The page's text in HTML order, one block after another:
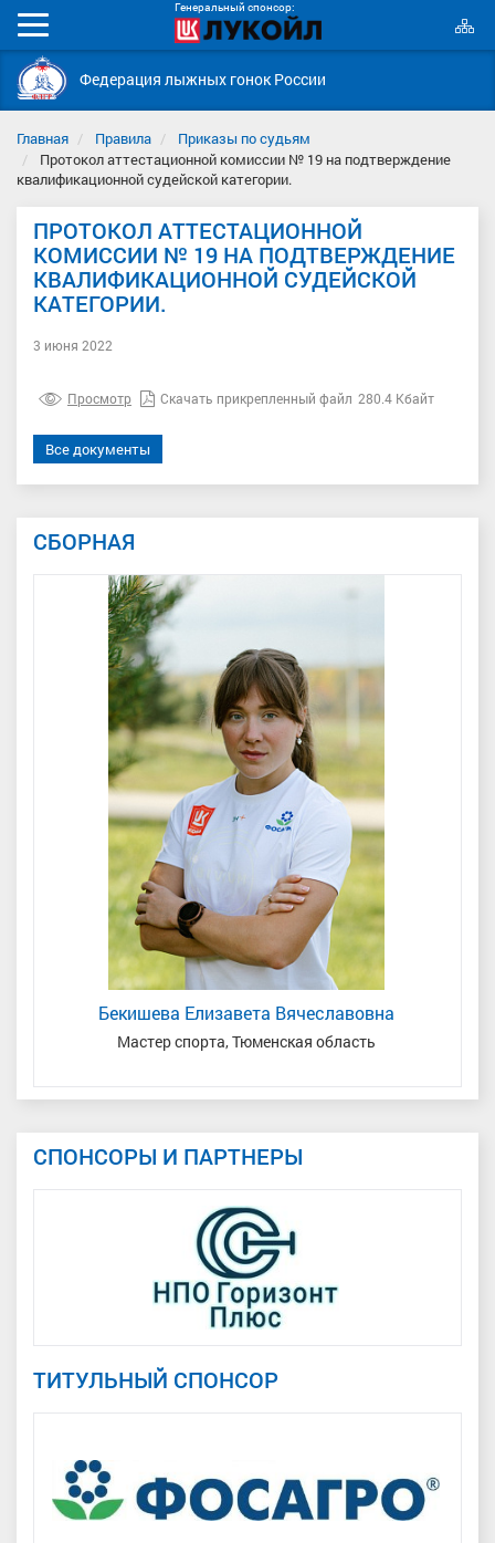
Генеральный спонсор:
Мобильное
меню
Федерация лыжных гонок России
Главная Правила
Приказы по судьям
Протокол аттестационной комиссии № 19 на подтверждение
квалификационной судейской категории.
ПРОТОКОЛ АТТЕСТАЦИОННОЙ
КОМИССИИ № 19 НА ПОДТВЕРЖДЕНИЕ
КВАЛИФИКАЦИОННОЙ СУДЕЙСКОЙ
КАТЕГОРИИ.
3 июня 2022
Просмотр Скачать прикрепленный файл 280.4 Кбайт
Все документы
СБОРНАЯ
Бекишева Елизавета Вячеславовна
Мастер спорта, Тюменская область
СПОНСОРЫ И ПАРТНЕРЫ
ТИТУЛЬНЫЙ СПОНСОР